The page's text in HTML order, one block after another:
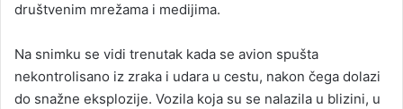
društvenim mrežama i medijima.
Na snimku se vidi trenutak kada se avion spušta
nekontrolisano iz zraka i udara u cestu, nakon čega dolazi
do snažne eksplozije. Vozila koja su se nalazila u blizini, u